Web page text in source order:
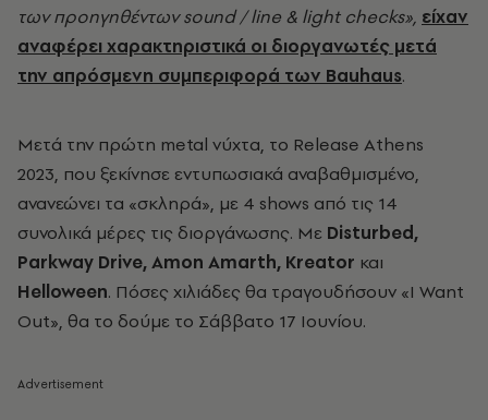
των προηγηθέντων sound / line & light checks», είχαν
αναφέρει χαρακτηριστικά οι διοργανωτές μετά
την απρόσμενη συμπεριφορά των Bauhaus.
Μετά την πρώτη metal νύχτα, το Release Athens
2023, που ξεκίνησε εντυπωσιακά αναβαθμισμένο,
ανανεώνει τα «σκληρά», με 4 shows από τις 14
συνολικά μέρες τις διοργάνωσης. Με Disturbed,
Parkway Drive, Amon Amarth, Kreator και
Helloween. Πόσες χιλιάδες θα τραγουδήσουν «I Want
Out», θα το δούμε το Σάββατο 17 Ιουνίου.